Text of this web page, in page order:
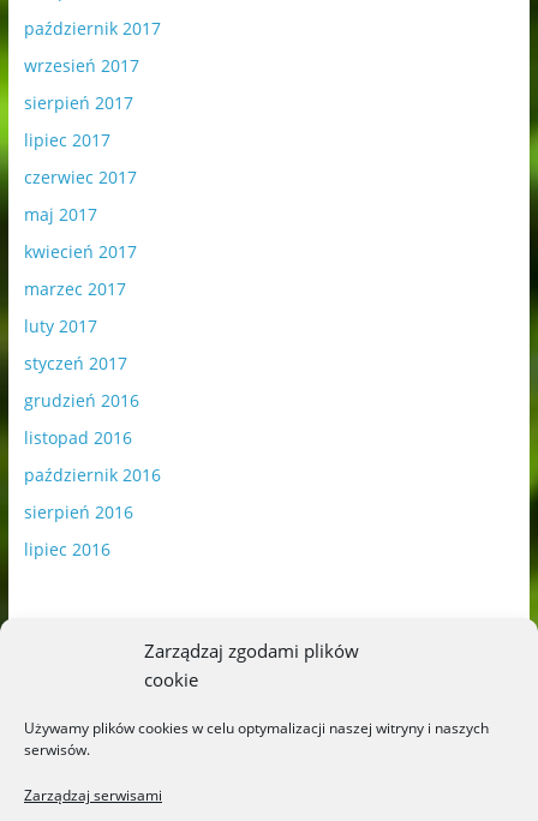
Zarządzaj zgodami plików
cookie
Używamy plików cookies w celu optymalizacji naszej witryny i naszych
serwisów.
Zarządzaj serwisami
październik 2017
wrzesień 2017
sierpień 2017
lipiec 2017
czerwiec 2017
maj 2017
kwiecień 2017
marzec 2017
luty 2017
styczeń 2017
grudzień 2016
listopad 2016
październik 2016
sierpień 2016
lipiec 2016